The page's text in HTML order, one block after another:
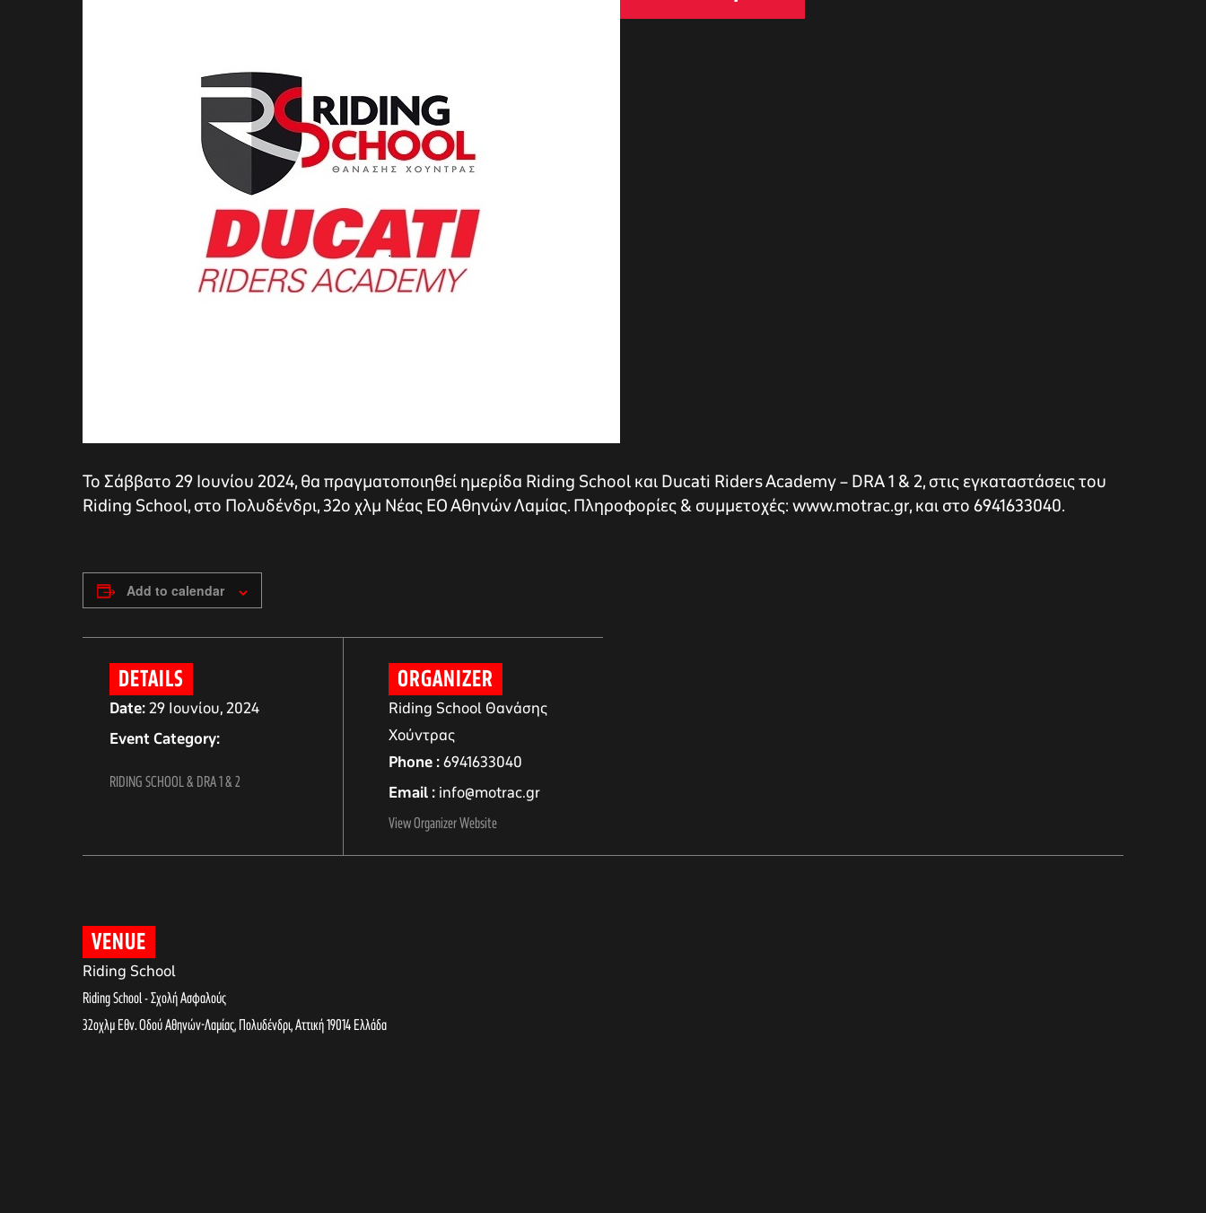
Το Σάββατο 29 Ιουνίου 2024, θα πραγματοποιηθεί ημερίδα Riding School και Ducati Riders Academy – DRA 1 & 2, στις εγκαταστάσεις του
Riding School, στο Πολυδένδρι, 32ο χλμ Νέας ΕΟ Αθηνών Λαμίας. Πληροφορίες & συμμετοχές: www.motrac.gr, και στο 6941633040.
Add to calendar
DETAILS
Date:29 Ιουνίου, 2024
Event Category:
RIDING SCHOOL & DRA 1 & 2
ORGANIZER
Riding School Θανάσης
Χούντρας
Phone 6941633040
Email info@motrac.gr
View Organizer Website
VENUE
Riding School
Riding School - Σχολή Ασφαλούς
32οχλμ Εθν. Οδού Αθηνών-Λαμίας, Πολυδένδρι,Αττική19014Ελλάδα